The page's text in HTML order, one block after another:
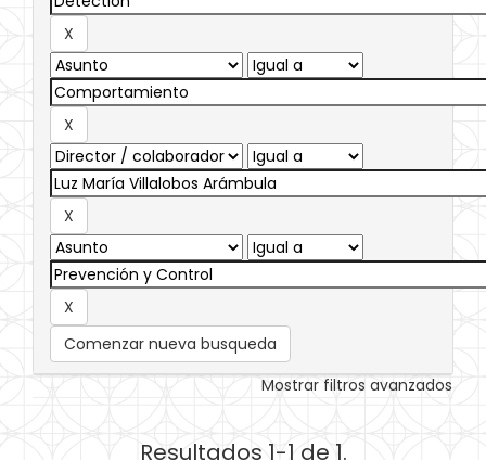
Comenzar nueva busqueda
Mostrar filtros avanzados
Resultados 1-1 de 1.